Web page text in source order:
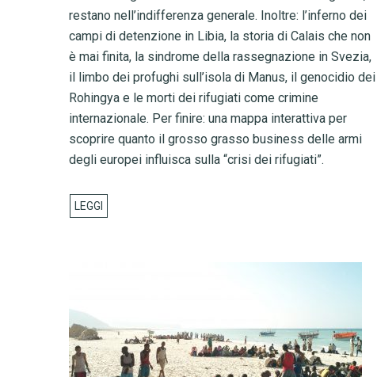
restano nell’indifferenza generale. Inoltre: l’inferno dei
campi di detenzione in Libia, la storia di Calais che non
è mai finita, la sindrome della rassegnazione in Svezia,
il limbo dei profughi sull’isola di Manus, il genocidio dei
Rohingya e le morti dei rifugiati come crimine
internazionale. Per finire: una mappa interattiva per
scoprire quanto il grosso grasso business delle armi
degli europei influisca sulla “crisi dei rifugiati”.